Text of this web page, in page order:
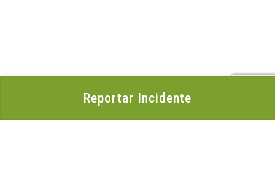
Reportar Incidente